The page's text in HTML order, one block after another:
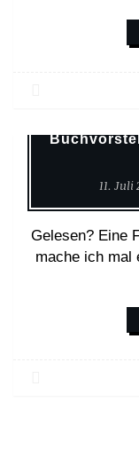
11. Juli
Gelesen? Eine
mache ich mal